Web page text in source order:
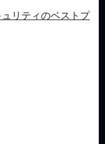
リティのベストプ